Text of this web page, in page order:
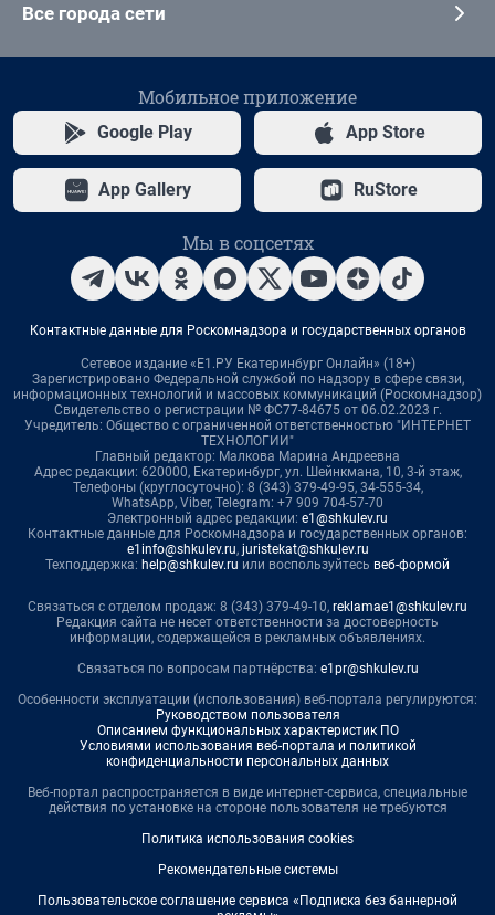
Все города сети
Мобильное приложение
Google Play App Store
App Gallery RuStore
Мы в соцсетях
Контактные данные для Роскомнадзора и государственных органов
Сетевое издание «Е1.РУ Екатеринбург Онлайн» (18+)
Зарегистрировано Федеральной службой по надзору в сфере связи,
информационных технологий и массовых коммуникаций (Роскомнадзор)
Свидетельство о регистрации № ФС77-84675 от 06.02.2023 г.
Учредитель: Общество с ограниченной ответственностью "ИНТЕРНЕТ
ТЕХНОЛОГИИ"
Главный редактор: Малкова Марина Андреевна
Адрес редакции: 620000, Екатеринбург, ул. Шейнкмана, 10, 3-й этаж,
Телефоны (круглосуточно): 8 (343) 379-49-95, 34-555-34,
WhatsApp, Viber, Telegram: +7 909 704-57-70
Электронный адрес редакции: e1@shkulev.ru
Контактные данные для Роскомнадзора и государственных органов:
e1info@shkulev.ru, juristekat@shkulev.ru
Техподдержка: help@shkulev.ru или воспользуйтесь веб-формой
Связаться с отделом продаж: 8 (343) 379-49-10, reklamae1@shkulev.ru
Редакция сайта не несет ответственности за достоверность
информации, содержащейся в рекламных объявлениях.
Связаться по вопросам партнёрства: e1pr@shkulev.ru
Особенности эксплуатации (использования) веб-портала регулируются:
Руководством пользователя
Описанием функциональных характеристик ПО
Условиями использования веб-портала и политикой
конфиденциальности персональных данных
Веб-портал распространяется в виде интернет-сервиса, специальные
действия по установке на стороне пользователя не требуются
Политика использования cookies
Рекомендательные системы
Пользовательское соглашение сервиса «Подписка без баннерной